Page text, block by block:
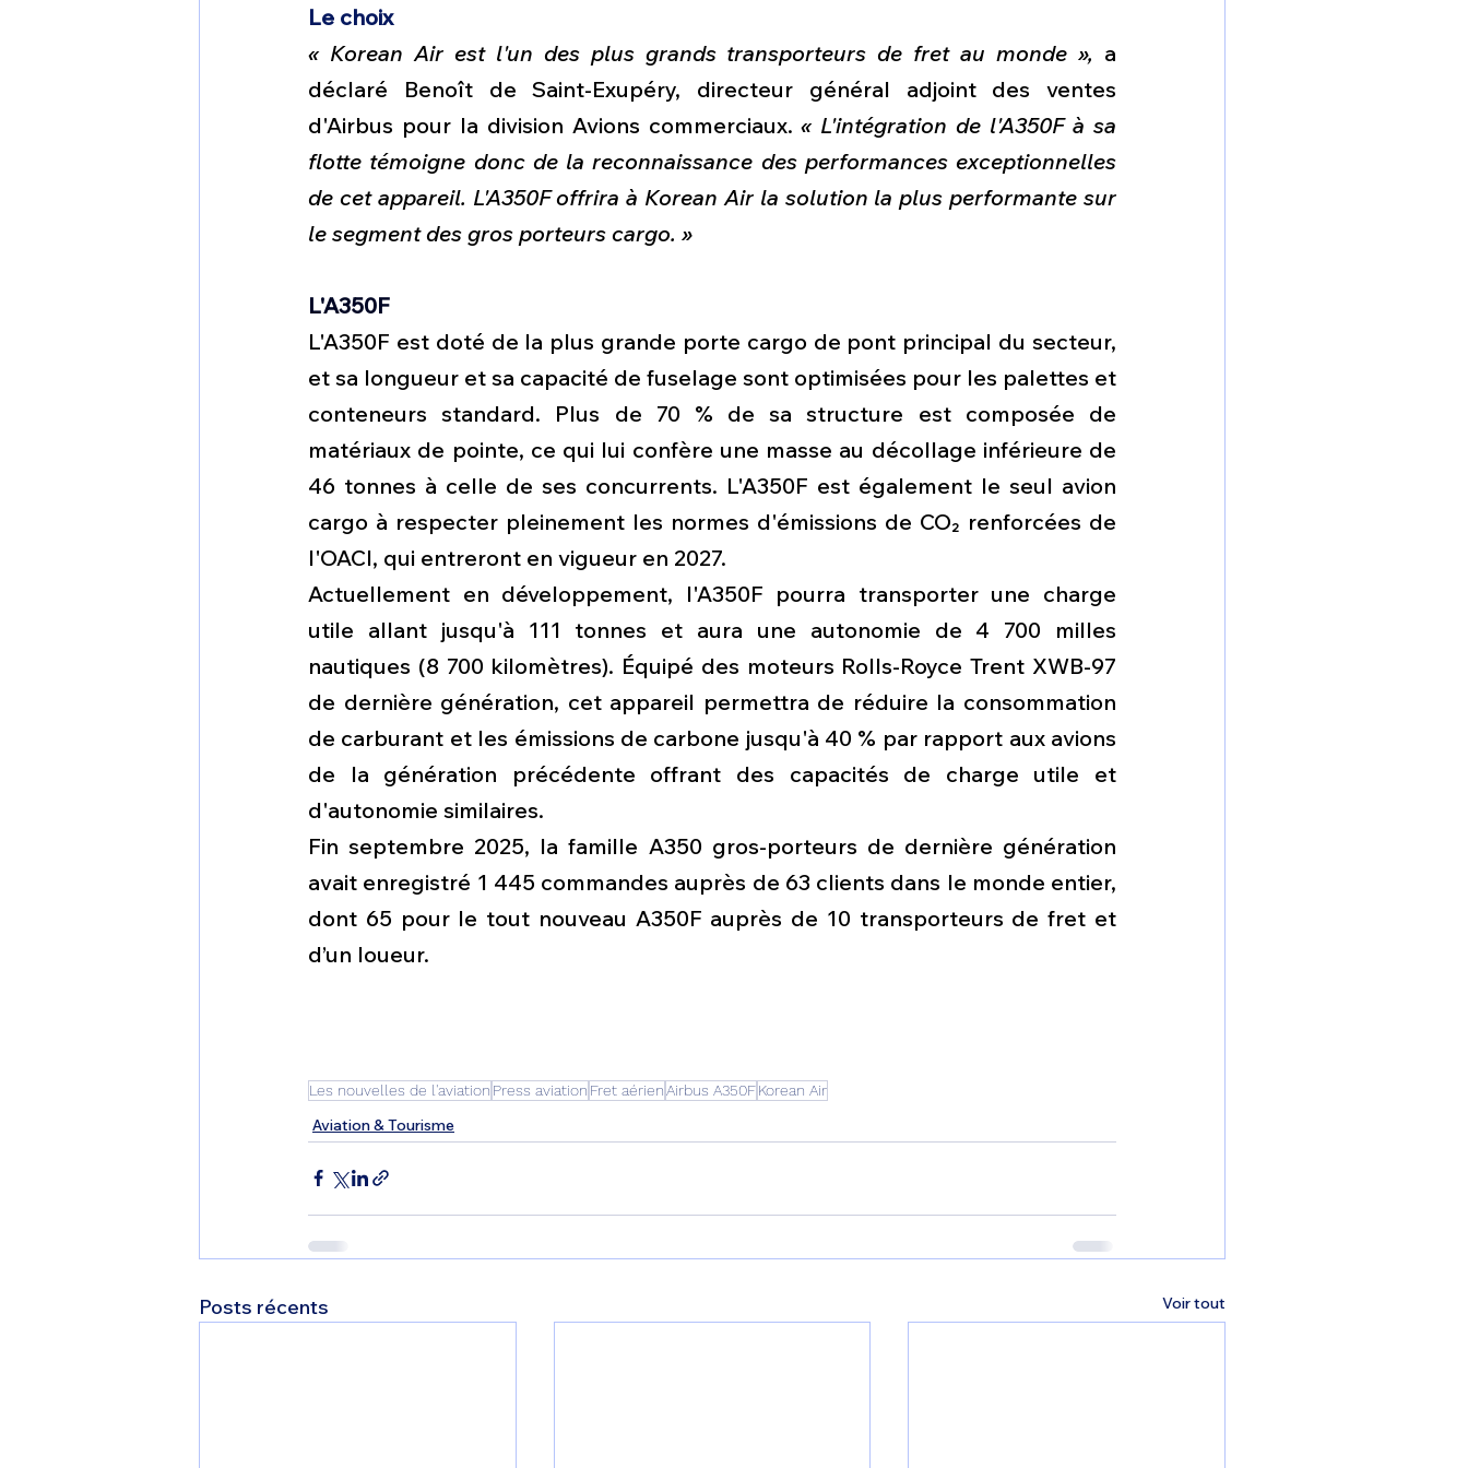
Le choix
« Korean Air est l'un des plus grands transporteurs de fret au monde », a
déclaré Benoît de Saint-Exupéry, directeur général adjoint des ventes
d'Airbus pour la division Avions commerciaux. « L'intégration de l'A350F à sa
flotte témoigne donc de la reconnaissance des performances exceptionnelles
de cet appareil. L'A350F offrira à Korean Air la solution la plus performante sur
le segment des gros porteurs cargo. »
L'A350F
L'A350F est doté de la plus grande porte cargo de pont principal du secteur,
et sa longueur et sa capacité de fuselage sont optimisées pour les palettes et
conteneurs standard. Plus de 70 % de sa structure est composée de
matériaux de pointe, ce qui lui confère une masse au décollage inférieure de
46 tonnes à celle de ses concurrents. L'A350F est également le seul avion
cargo à respecter pleinement les normes d'émissions de CO₂ renforcées de
l'OACI, qui entreront en vigueur en 2027.
Actuellement en développement, l'A350F pourra transporter une charge
utile allant jusqu'à 111 tonnes et aura une autonomie de 4 700 milles
nautiques (8 700 kilomètres). Équipé des moteurs Rolls-Royce Trent XWB-97
de dernière génération, cet appareil permettra de réduire la consommation
de carburant et les émissions de carbone jusqu'à 40 % par rapport aux avions
de la génération précédente offrant des capacités de charge utile et
d'autonomie similaires.
Fin septembre 2025, la famille A350 gros-porteurs de dernière génération
avait enregistré 1 445 commandes auprès de 63 clients dans le monde entier,
dont 65 pour le tout nouveau A350F auprès de 10 transporteurs de fret et
d’un loueur.
Les nouvelles de l'aviation Press aviation Fret aérienAirbus A350FKorean Air
Aviation & Tourisme
Posts récents Voir tout